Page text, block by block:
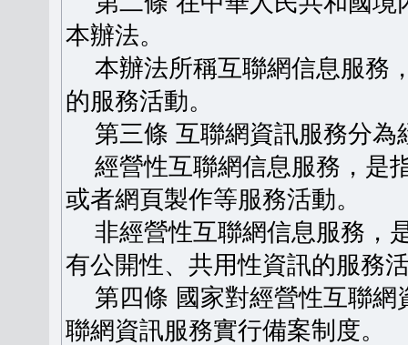
本辦法。
本辦法所稱互聯網信息服務
的服務活動。
第三條 互聯網資訊服務分為
經營性互聯網信息服務，是
或者網頁製作等服務活動。
非經營性互聯網信息服務，
有公開性、共用性資訊的服務
第四條 國家對經營性互聯網
聯網資訊服務實行備案制度。